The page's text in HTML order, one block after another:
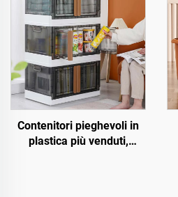
Contenitori pieghevoli in
plastica più venduti,